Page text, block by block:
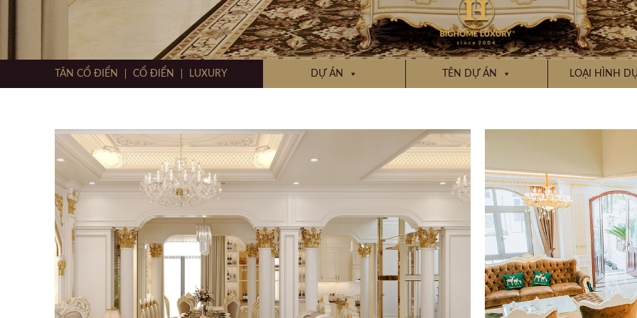
TÂN CỔ ĐIỂN CỔ ĐIỂN LUXURY DỰ ÁN TÊN DỰ ÁN LOẠI HÌNH